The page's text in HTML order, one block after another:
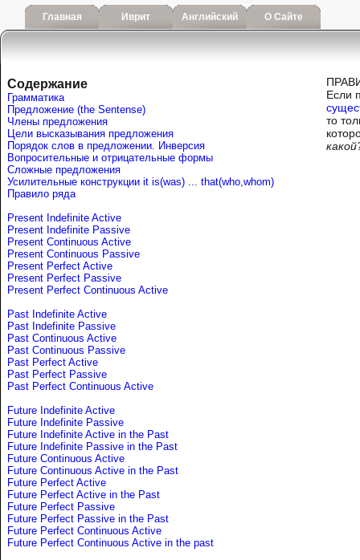
Главная Иврит Английский О Сайте
Содержание
Грамматика
Предложение (the Sentense)
Члены предложения
Цели высказывания предложения
Порядок слов в предложении. Инверсия
Вопросительные и отрицательные формы
Сложные предложения
Усилительные конструкции it is(was) ... that(who,whom)
Правило ряда
Present Indefinite Active
Present Indefinite Passive
Present Continuous Active
Present Continuous Passive
Present Perfect Active
Present Perfect Passive
Present Perfect Continuous Active
Past Indefinite Active
Past Indefinite Passive
Past Continuous Active
Past Continuous Passive
Past Perfect Active
Past Perfect Passive
Past Perfect Continuous Active
Future Indefinite Active
Future Indefinite Passive
Future Indefinite Active in the Past
Future Indefinite Passive in the Past
Future Continuous Active
Future Continuous Active in the Past
Future Perfect Active
Future Perfect Active in the Past
Future Perfect Passive
Future Perfect Passive in the Past
Future Perfect Continuous Active
Future Perfect Continuous Active in the past
Если
то